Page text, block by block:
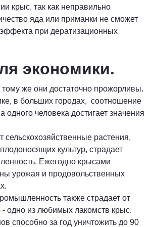
крыс, так как неправильно
яда или приманки не сможет
при дератизационных
экономики.
же они достаточно прожорливы.
в больших городах, соотношение
одного человека достигает значения
растения,
культур, страдает
Ежегодно крысами
урожая и продовольственных
также страдает от
- одно из любимых лакомств крыс.
способно за год уничтожить до 90